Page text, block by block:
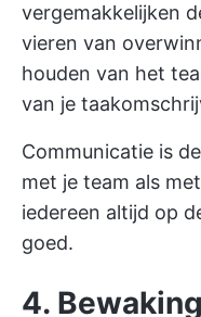
vergemakkelijken
vieren van
houden van het
van je
Communicatie is
met je team als
iedereen altijd op
goed.
4.